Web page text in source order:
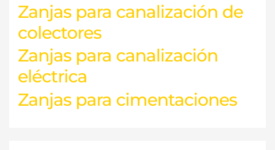
Zanjas para canalización de
colectores
Zanjas para canalización
eléctrica
Zanjas para cimentaciones